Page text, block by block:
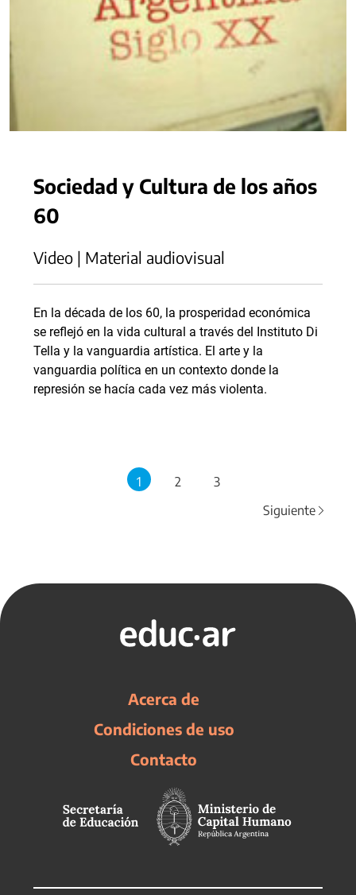
Sociedad y Cultura de los años
60
Video | Material audiovisual
En la década de los 60, la prosperidad económica
se reflejó en la vida cultural a través del Instituto Di
Tella y la vanguardia artística. El arte y la
vanguardia política en un contexto donde la
represión se hacía cada vez más violenta.
1 2
3
Siguiente
Acerca de
Condiciones de uso
Contacto